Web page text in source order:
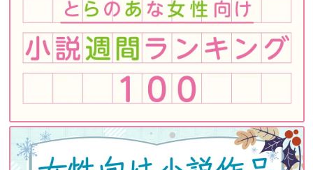
スズランにわらえ
這々の体方法論
990円 （税込）
その他
サンプル
再販希望
ひね日記 ひねくれた
やつとアパートの住人
たち
もちもちもち屋
1,572
機動戦士GundamGQuuuuuuX
シャリア・ブル
サンプル
カート
束の間の夜と今生の秘
密
亀乃綴リ屋
1,430 （税込）
サンプル
作品詳細